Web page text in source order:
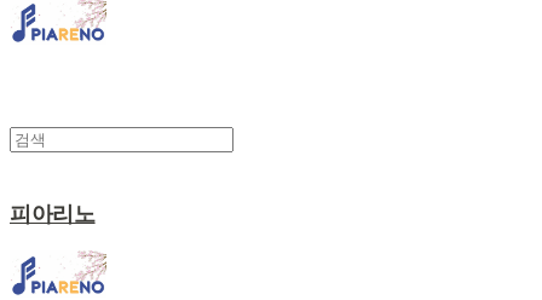
피아리노